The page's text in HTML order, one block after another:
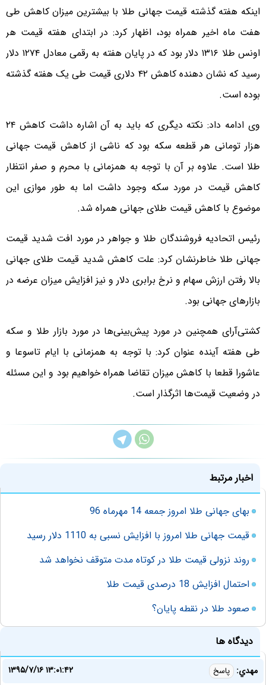
اینکه هفته گذشته قیمت جهانی طلا با بیشترین میزان کاهش طی
هفت ماه اخیر همراه بود، اظهار کرد: در ابتدای هفته قیمت هر
اونس طلا ۱۳۱۶ دلار بود که در پایان هفته به رقمی معادل ۱۲۷۴ دلار
رسید که نشان دهنده کاهش ۴۲ دلاری قیمت طی یک هفته گذشته
بوده است.
وی ادامه داد: نکته دیگری که باید به آن اشاره داشت کاهش ۲۴
هزار تومانی هر قطعه سکه بود که ناشی از کاهش قیمت جهانی
طلا است. علاوه بر آن با توجه به همزمانی با محرم و صفر انتظار
کاهش قیمت در مورد سکه وجود داشت اما به طور موازی این
موضوع با کاهش قیمت طلای جهانی همراه شد.
رئیس اتحادیه فروشندگان طلا و جواهر در مورد افت شدید قیمت
جهانی طلا خاطرنشان‌ کرد: علت کاهش شدید قیمت طلای جهانی
بالا رفتن ارزش سهام و نرخ برابری دلار و نیز افزایش میزان عرضه در
بازارهای جهانی بود.
کشتی‌آرای همچنین در مورد پیش‌بینی‌ها در مورد بازار طلا و سکه
طی هفته‌ آینده عنوان کرد: با توجه به همزمانی با ایام تاسوعا و
عاشورا قطعا با کاهش میزان تقاضا همراه خواهیم بود و این مسئله
در وضعیت قیمت‌ها اثرگذار است.
اخبار مرتبط
بهای جهانی طلا امروز جمعه 14 مهرماه 96
قیمت جهانی طلا امروز با افزایش نسبی به 1110 دلار رسید
روند نزولی قیمت طلا در کوتاه مدت متوقف نخواهد شد
احتمال افزایش 18 درصدی قیمت طلا
صعود طلا در نقطه پایان؟
دیدگاه ها
مهدي: پاسخ
۱۳۹۵/۷/۱۶ ۱۳:۰۱:۴۲